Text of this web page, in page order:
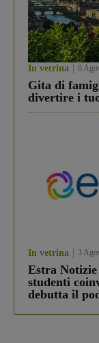
In vetrina 6
Gita di
divertire i
In vetrina 3
Estra
studenti
debutta il